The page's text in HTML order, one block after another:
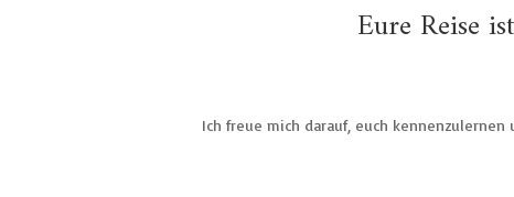
Eure Reise
Ich freue mich darauf, euch